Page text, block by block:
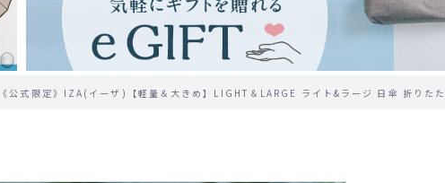
《公式限定》IZA(イーザ)【軽量＆大きめ】LIGHT＆LARGE ライト&ラージ 日傘 折りた